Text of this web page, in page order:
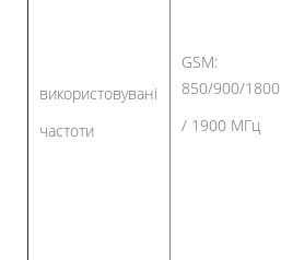
використовувані
частоти
GSM:
850/900/1800
/ 1900 МГц